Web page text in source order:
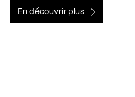
En découvrir plus